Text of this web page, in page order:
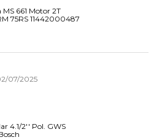
661 Motor 2T
75RS 11442000487
07/2025
4.1/2'' Pol. GWS